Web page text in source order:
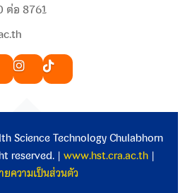
ต่อ 8761
Science Technology Chulabhorn
reserved. | www.hst.cra.ac.th |
ยความเป็นส่วนตัว